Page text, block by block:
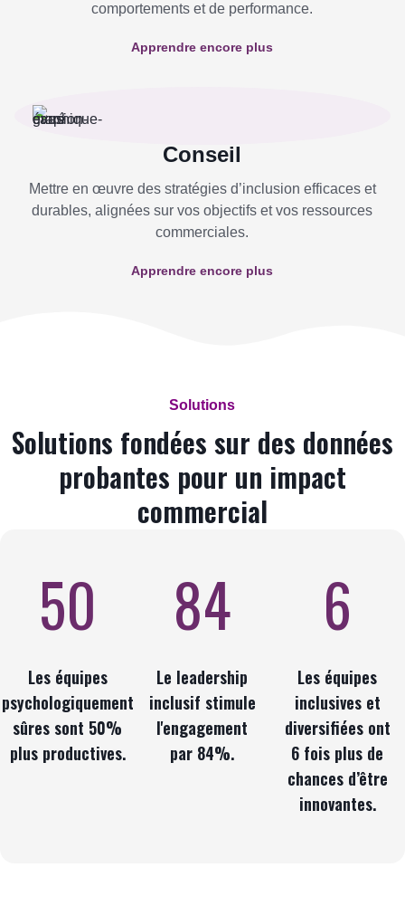
comportements et de performance.
Apprendre encore plus
Conseil
Mettre en œuvre des stratégies d’inclusion efficaces et
durables, alignées sur vos objectifs et vos ressources
commerciales.
Apprendre encore plus
Solutions
Solutions fondées sur des données
probantes pour un impact
commercial
50
Les équipes
psychologiquement
sûres sont 50%
plus productives.
84
Le leadership
inclusif stimule
l'engagement
par 84%.
6
Les équipes
inclusives et
diversifiées ont
6 fois plus de
chances d’être
innovantes.